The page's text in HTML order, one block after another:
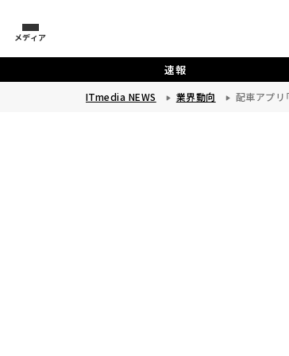
メディア
速報
ITmedia NEWS 業界動向 配車アプリ